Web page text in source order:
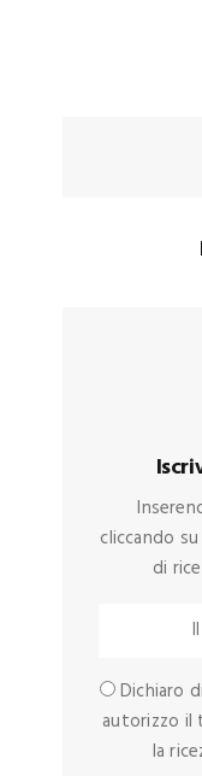
cliccando
di
Dichiaro
autorizzo il
la